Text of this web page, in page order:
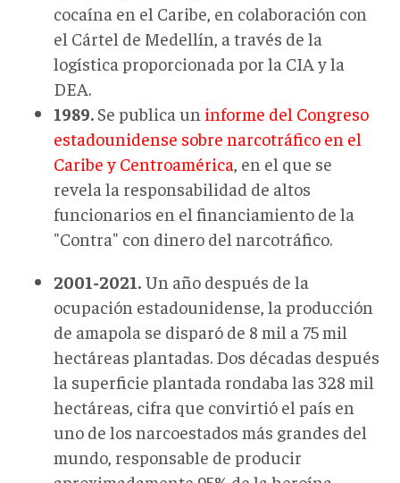
cocaína en el Caribe, en colaboración con
el Cártel de Medellín, a través de la
logística proporcionada por la CIA y la
DEA.
1989. Se publica un informe del Congreso
estadounidense sobre narcotráfico en el
Caribe y Centroamérica , en el que se
revela la responsabilidad de altos
funcionarios en el financiamiento de la
"Contra" con dinero del narcotráfico.
2001-2021. Un año después de la
ocupación estadounidense, la producción
de amapola se disparó de 8 mil a 75 mil
hectáreas plantadas. Dos décadas después
la superficie plantada rondaba las 328 mil
hectáreas, cifra que convirtió el país en
uno de los narcoestados más grandes del
mundo, responsable de producir